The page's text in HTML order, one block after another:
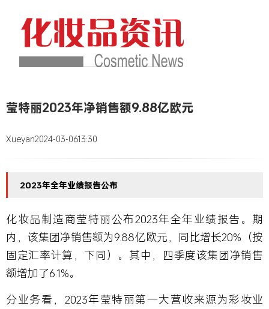
莹特丽2023年净销售额9.88亿欧元
Xueyan2024-03-0613:30
2023年全年业绩报告公布
化妆品制造商莹特丽公布2023年全年业绩报告。期
内，该集团净销售额为9.88亿欧元，同比增长20%（按
固定汇率计算，下同）。其中，四季度该集团净销售
额增加了6.1%。
分业务看，2023年莹特丽第一大营收来源为彩妆业